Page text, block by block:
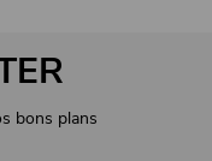
bons plans